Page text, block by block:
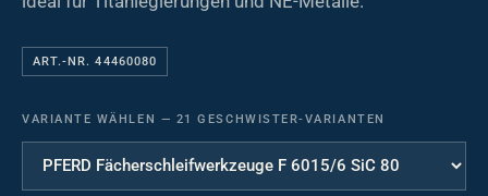
ART.-NR. 44460080
VARIANTE WÄHLEN — 21 GESCHWISTER-VARIANTEN